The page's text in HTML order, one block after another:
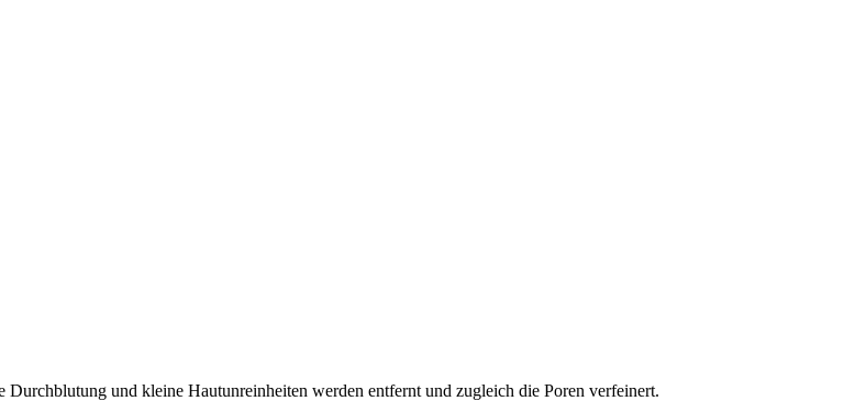
und kleine Hautunreinheiten werden entfernt und zugleich die Poren verfeinert.